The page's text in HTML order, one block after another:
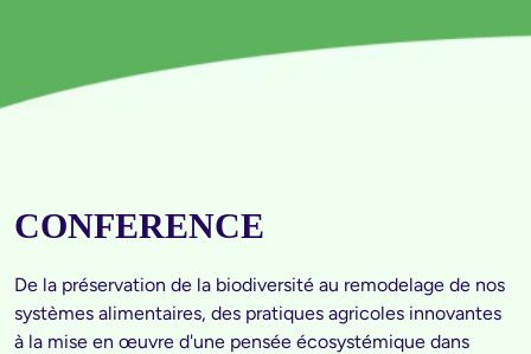
CONFERENCE
De la préservation de la biodiversité au remodelage de nos
systèmes alimentaires, des pratiques agricoles innovantes
à la mise en œuvre d'une pensée écosystémique dans